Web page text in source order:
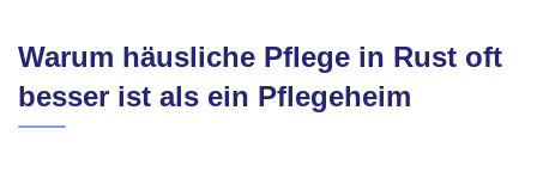
Warum häusliche Pflege in Rust oft
besser ist als ein Pflegeheim